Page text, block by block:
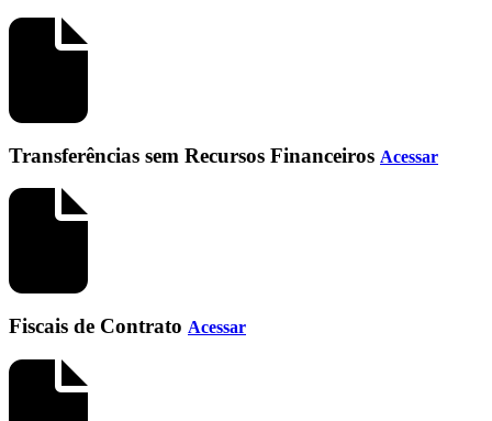
Transferências sem Recursos Financeiros Acessar
Fiscais de Contrato Acessar